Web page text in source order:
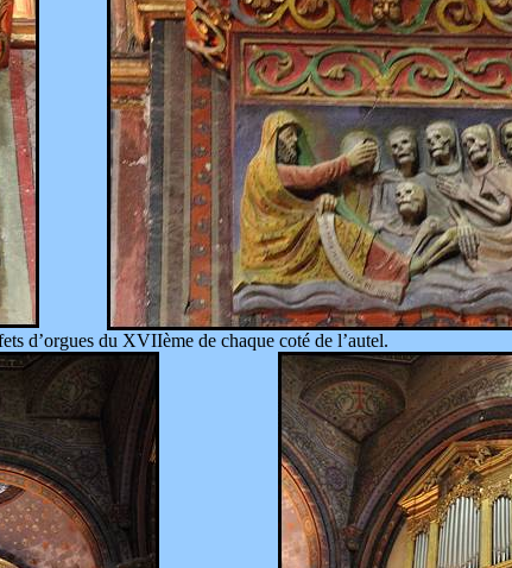
d’orgues du XVIIème de chaque coté de l’autel.